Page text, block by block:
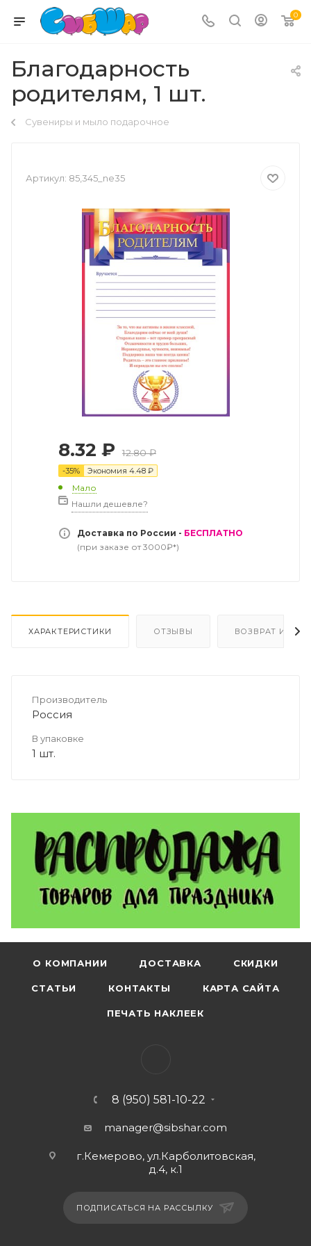
0
Благодарность
родителям, 1 шт.
Сувениры и мыло подарочное
Артикул: 85,345_ne35
8.32 ₽ 12.80₽
-35% Экономия 4.48 ₽
Мало
Нашли дешевле?
Доставка по России - БЕСПЛАТНО
(при заказе от 3000₽*)
ХАРАКТЕРИСТИКИ ОТЗЫВЫ ВОЗВРАТ И
Производитель
Россия
В упаковке
1 шт.
О КОМПАНИИ ДОСТАВКА СКИДКИ
СТАТЬИ КОНТАКТЫ КАРТА САЙТА
ПЕЧАТЬ НАКЛЕЕК
8 (950) 581-10-22
manager@sibshar.com
г.Кемерово, ул.Карболитовская,
д.4, к.1
ПОДПИСАТЬСЯ НА РАССЫЛКУ